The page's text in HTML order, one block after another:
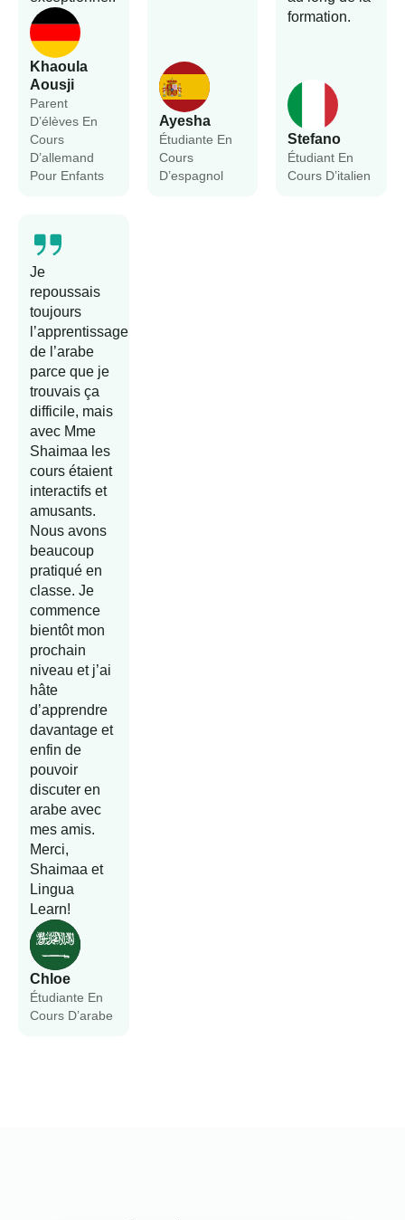
Khaoula
Aousji
Parent
D’élèves En
Cours
D’allemand
Pour Enfants
Ayesha
Étudiante En
Cours
D’espagnol
Stefano
Étudiant En
Cours D’italien
formation.
Chloe
Étudiante En
Cours D’arabe
Je
repoussais
toujours
l’apprentissage
de l’arabe
parce que je
trouvais ça
difficile, mais
avec Mme
Shaimaa les
cours étaient
interactifs et
amusants.
Nous avons
beaucoup
pratiqué en
classe. Je
commence
bientôt mon
prochain
niveau et j’ai
hâte
d’apprendre
davantage et
enfin de
pouvoir
discuter en
arabe avec
mes amis.
Merci,
Shaimaa et
Lingua
Learn!